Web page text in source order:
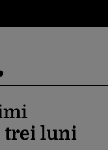
trei luni